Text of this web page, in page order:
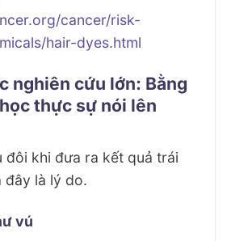
cancer/risk-
hair-dyes.html
nghiên cứu lớn: Bằng
thực sự nói lên
đôi khi đưa ra kết quả trái
đây là lý do.
vú